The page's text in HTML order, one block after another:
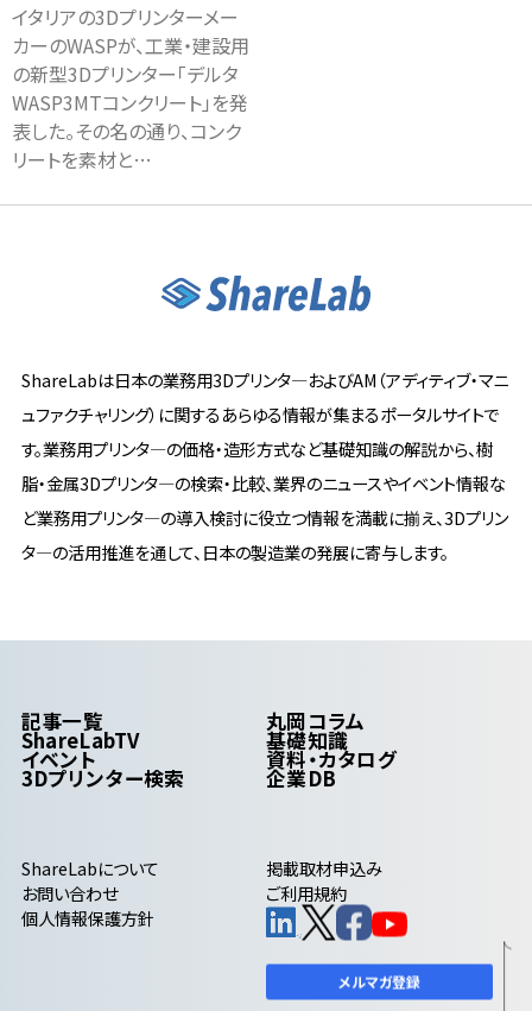
イタリアの3Dプリンターメー
カーのWASPが、工業・建設用
の新型3Dプリンター「デルタ
WASP3MTコンクリート」を発
表した。その名の通り、コンク
リートを素材と…
ShareLabは日本の業務用3Dプリンタ―およびAM（アディティブ・マニ
ュファクチャリング）に関するあらゆる情報が集まるポータルサイトで
す。業務用プリンタ―の価格・造形方式など基礎知識の解説から、樹
脂・金属3Dプリンタ―の検索・比較、業界のニュースやイベント情報な
ど業務用プリンタ―の導入検討に役立つ情報を満載に揃え、3Dプリン
タ―の活用推進を通して、日本の製造業の発展に寄与します。
記事一覧 丸岡コラム
ShareLabTV 基礎知識
イベント 資料・カタログ
3Dプリンター検索 企業DB
メルマガ登録
ShareLabについて
掲載取材申込み
お問い合わせ
ご利用規約
個人情報保護方針